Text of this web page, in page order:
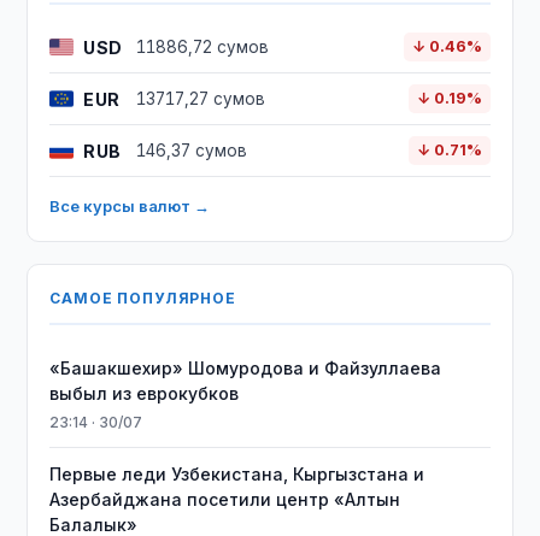
USD 11886,72 сумов ↓ 0.46%
EUR 13717,27 сумов ↓ 0.19%
RUB 146,37 сумов ↓ 0.71%
Все курсы валют →
САМОЕ ПОПУЛЯРНОЕ
«Башакшехир» Шомуродова и Файзуллаева
выбыл из еврокубков
23:14 · 30/07
Первые леди Узбекистана, Кыргызстана и
Азербайджана посетили центр «Алтын
Балалык»